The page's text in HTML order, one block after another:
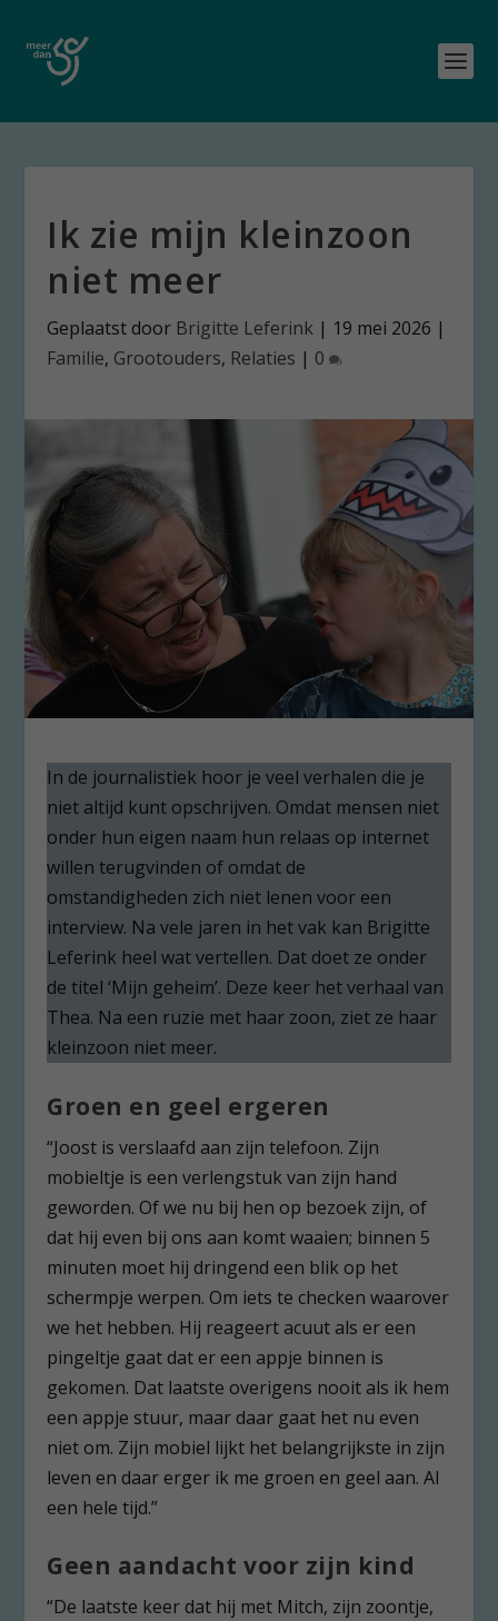
Ik zie mijn kleinzoon
niet meer
Geplaatst door Brigitte Leferink | 19 mei 2026 |
Familie, Grootouders, Relaties | 0
In de journalistiek hoor je veel verhalen die je
niet altijd kunt opschrijven. Omdat mensen niet
onder hun eigen naam hun relaas op internet
willen terugvinden of omdat de
omstandigheden zich niet lenen voor een
interview. Na vele jaren in het vak kan Brigitte
Leferink heel wat vertellen. Dat doet ze onder
de titel ‘Mijn geheim’. Deze keer het verhaal van
Thea. Na een ruzie met haar zoon, ziet ze haar
kleinzoon niet meer.
Groen en geel ergeren
“Joost is verslaafd aan zijn telefoon. Zijn
mobieltje is een verlengstuk van zijn hand
geworden. Of we nu bij hen op bezoek zijn, of
dat hij even bij ons aan komt waaien; binnen 5
minuten moet hij dringend een blik op het
schermpje werpen. Om iets te checken waarover
we het hebben. Hij reageert acuut als er een
pingeltje gaat dat er een appje binnen is
gekomen. Dat laatste overigens nooit als ik hem
een appje stuur, maar daar gaat het nu even
niet om. Zijn mobiel lijkt het belangrijkste in zijn
leven en daar erger ik me groen en geel aan. Al
een hele tijd.”
Geen aandacht voor zijn kind
“De laatste keer dat hij met Mitch, zijn zoontje,